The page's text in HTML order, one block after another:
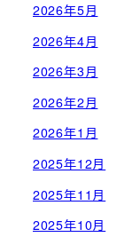
2026年5月
2026年4月
2026年3月
2026年2月
2026年1月
2025年12月
2025年11月
2025年10月